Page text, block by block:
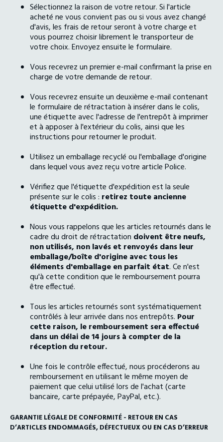
Sélectionnez la raison de votre retour. Si l'article
acheté ne vous convient pas ou si vous avez changé
d'avis, les frais de retour seront à votre charge et
vous pourrez choisir librement le transporteur de
votre choix. Envoyez ensuite le formulaire.
Vous recevrez un premier e-mail confirmant la prise en
charge de votre demande de retour.
Vous recevrez ensuite un deuxième e-mail contenant
le formulaire de rétractation à insérer dans le colis,
une étiquette avec l'adresse de l'entrepôt à imprimer
et à apposer à l'extérieur du colis, ainsi que les
instructions pour retourner le produit.
Utilisez un emballage recyclé ou l'emballage d'origine
dans lequel vous avez reçu votre article Police.
Vérifiez que l'étiquette d'expédition est la seule
présente sur le colis : retirez toute ancienne
étiquette d'expédition.
Nous vous rappelons que les articles retournés dans le
cadre du droit de rétractation doivent être neufs,
non utilisés, non lavés et renvoyés dans leur
emballage/boîte d'origine avec tous les
éléments d'emballage en parfait état. Ce n'est
qu'à cette condition que le remboursement pourra
être effectué.
Tous les articles retournés sont systématiquement
contrôlés à leur arrivée dans nos entrepôts. Pour
cette raison, le remboursement sera effectué
dans un délai de 14 jours à compter de la
réception du retour.
Une fois le contrôle effectué, nous procéderons au
remboursement en utilisant le même moyen de
paiement que celui utilisé lors de l'achat (carte
bancaire, carte prépayée, PayPal, etc.).
GARANTIE LÉGALE DE CONFORMITÉ - RETOUR EN CAS
D’ARTICLES ENDOMMAGÉS, DÉFECTUEUX OU EN CAS D’ERREUR